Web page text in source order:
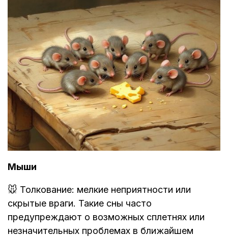
Мыши
🐭 Толкование: мелкие неприятности или
скрытые враги. Такие сны часто
предупреждают о возможных сплетнях или
незначительных проблемах в ближайшем